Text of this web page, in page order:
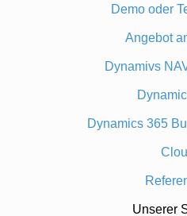
Demo oder
Angebot
Dynamivs
Dynamics 365
Unserer